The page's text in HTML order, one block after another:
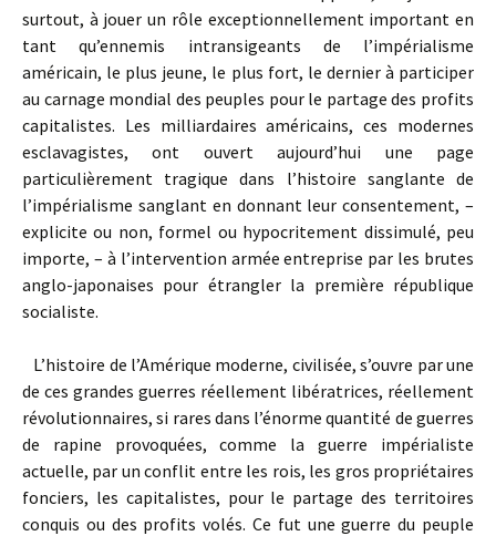
surtout, à jouer un rôle exceptionnellement important en
tant qu’ennemis intransigeants de l’impérialisme
américain, le plus jeune, le plus fort, le dernier à participer
au carnage mondial des peuples pour le partage des profits
capitalistes. Les milliardaires américains, ces modernes
esclavagistes, ont ouvert aujourd’hui une page
particulièrement tragique dans l’histoire sanglante de
l’impérialisme sanglant en donnant leur consentement, –
explicite ou non, formel ou hypocritement dissimulé, peu
importe, – à l’intervention armée entreprise par les brutes
anglo-japonaises pour étrangler la première république
socialiste.
L’histoire de l’Amérique moderne, civilisée, s’ouvre par une
de ces grandes guerres réellement libératrices, réellement
révolutionnaires, si rares dans l’énorme quantité de guerres
de rapine provoquées, comme la guerre impérialiste
actuelle, par un conflit entre les rois, les gros propriétaires
fonciers, les capitalistes, pour le partage des territoires
conquis ou des profits volés. Ce fut une guerre du peuple